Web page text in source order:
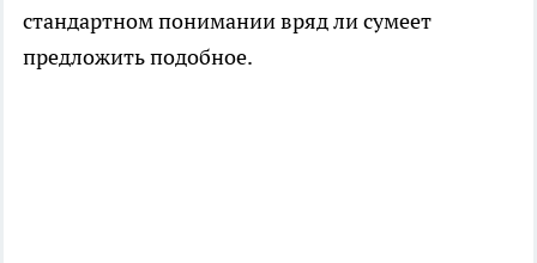
стандартном понимании вряд ли сумеет
предложить подобное.